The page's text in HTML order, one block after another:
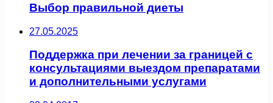
Выбор правильной диеты
27.05.2025
Поддержка при лечении за границей с
консультациями выездом препаратами
и дополнительными услугами